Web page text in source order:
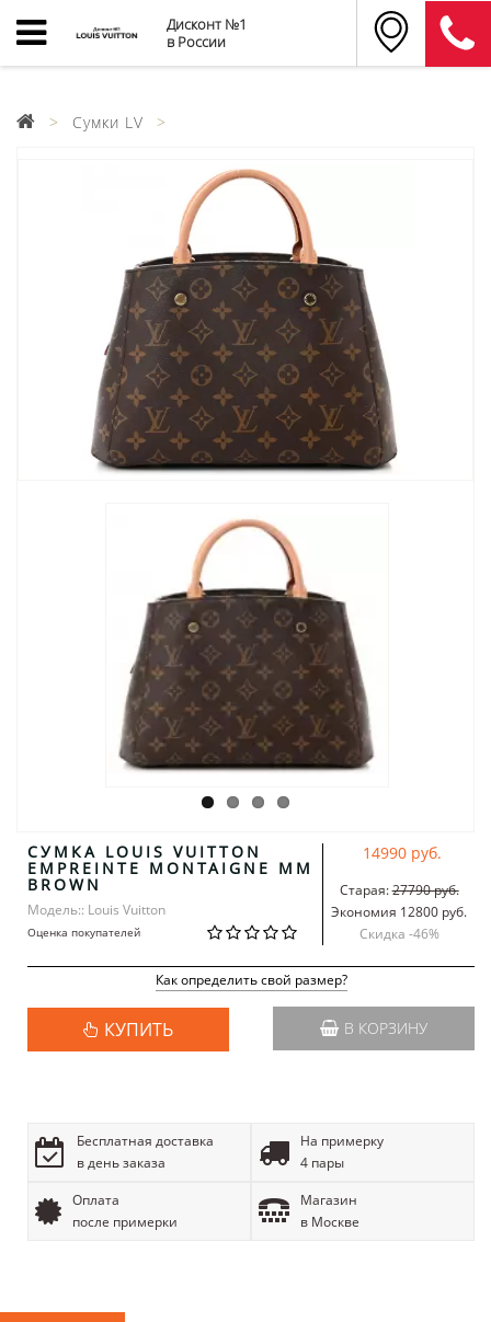
Дисконт №1
в России
Сумки LV
СУМКА LOUIS VUITTON
EMPREINTE MONTAIGNE MM
BROWN
Модель:: Louis Vuitton
Оценка покупателей
14990 руб.
Старая:27790 руб.
Экономия 12800 руб.
Скидка -46%
Как определить свой размер?
КУПИТЬ В КОРЗИНУ
Бесплатная доставка
в день заказа
На примерку
4 пары
Оплата
после примерки
Магазин
в Москве